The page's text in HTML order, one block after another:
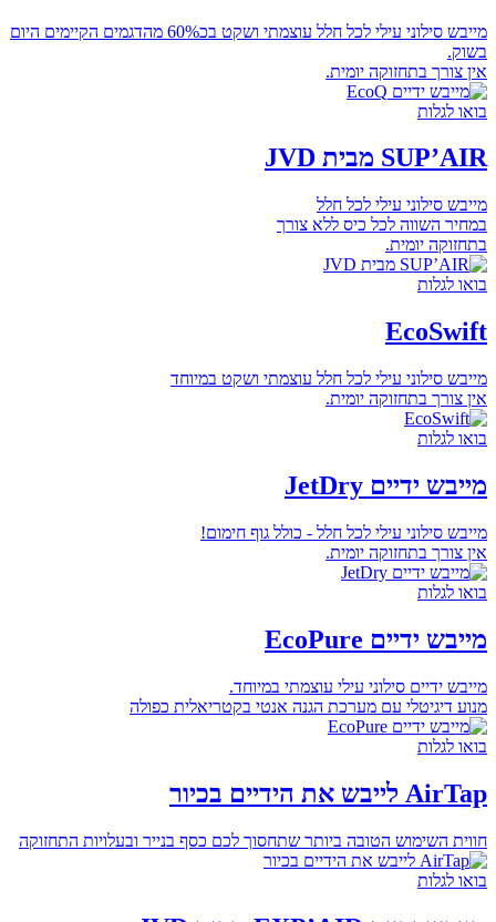
מייבש סילוני עילי לכל חלל עוצמתי ושקט בכ60% מהדגמים הקיימים היום
בשוק.
אין צורך בתחזוקה יומית.
בואו לגלות
SUP’AIR מבית JVD
מייבש סילוני עילי לכל חלל
במחיר השווה לכל כיס ללא צורך
בתחזוקה יומית.
בואו לגלות
EcoSwift
מייבש סילוני עילי לכל חלל עוצמתי ושקט במיוחד
אין צורך בתחזוקה יומית.
בואו לגלות
מייבש ידיים JetDry
מייבש סילוני עילי לכל חלל - כולל גוף חימום!
אין צורך בתחזוקה יומית.
בואו לגלות
מייבש ידיים EcoPure
מייבש ידיים סילוני עילי עוצמתי במיוחד.
מנוע דיגיטלי עם מערכת הגנה אנטי בקטריאלית כפולה
בואו לגלות
AirTap לייבש את הידיים בכיור
חווית השימוש הטובה ביותר שתחסוך לכם כסף בנייר ובעלויות התחזוקה
בואו לגלות